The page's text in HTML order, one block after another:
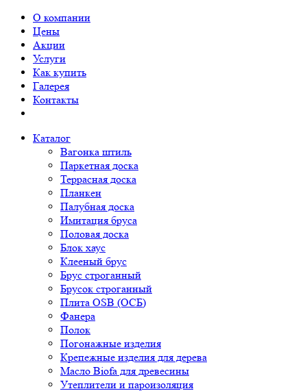
О компании
Цены
Акции
Услуги
Как купить
Галерея
Контакты
Каталог
Вагонка штиль
Паркетная доска
Террасная доска
Планкен
Палубная доска
Имитация бруса
Половая доска
Блок хаус
Клееный брус
Брус строганный
Брусок строганный
Плита OSB (ОСБ)
Фанера
Полок
Погонажные изделия
Крепежные изделия для дерева
Масло Biofa для древесины
Утеплители и пароизоляция